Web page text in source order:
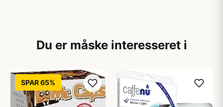
Du er måske interesseret i
SPAR 65%